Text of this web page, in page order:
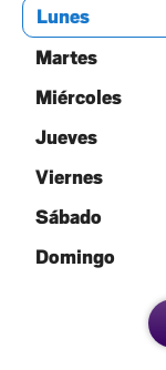
Lunes
Martes
Miércoles
Jueves
Viernes
Sábado
Domingo